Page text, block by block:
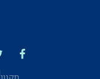
תקנון